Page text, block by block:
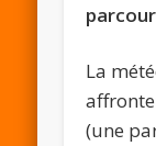
La
(une